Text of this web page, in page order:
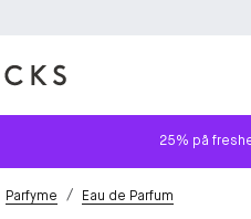
25% på
Parfyme / Eau de Parfum